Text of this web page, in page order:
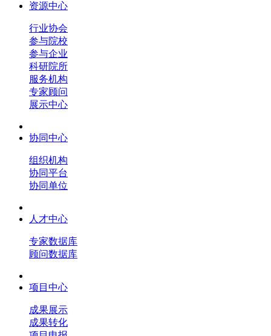
资源中心
行业协会
参与院校
参与企业
科研院所
服务机构
专家顾问
展示中心
协同中心
组织机构
协同平台
协同单位
人才中心
专家数据库
顾问数据库
项目中心
成果展示
成果转化